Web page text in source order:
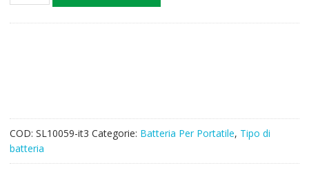
COD: SL10059-it3 Categorie: Batteria Per Portatile, Tipo di
batteria